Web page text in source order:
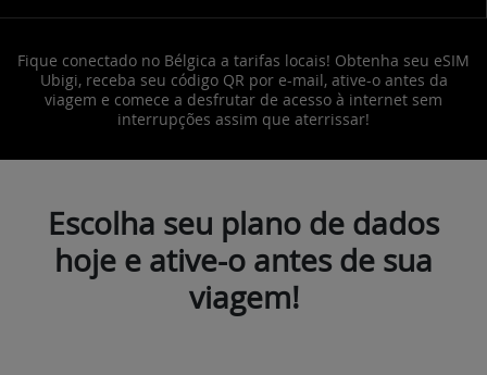
Fique conectado no Bélgica a tarifas locais! Obtenha seu eSIM
Ubigi, receba seu código QR por e-mail, ative-o antes da
viagem e comece a desfrutar de acesso à internet sem
interrupções assim que aterrissar!
Escolha seu plano de dados
hoje e ative-o antes de sua
viagem!